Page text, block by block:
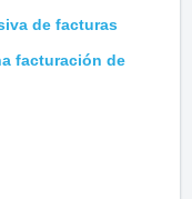
de facturas
facturación de